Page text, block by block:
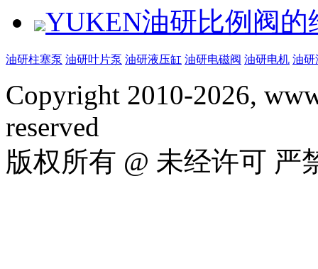
YUKEN油研比例阀的
油研柱塞泵 油研叶片泵 油研液压缸 油研电磁阀 油研电机 油研
Copyright 2010-2026,
reserved
版权所有 @ 未经许可 严